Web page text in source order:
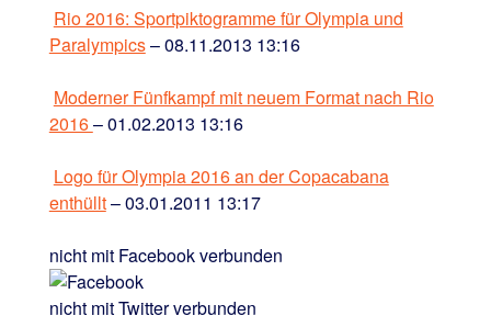
Rio 2016: Sportpiktogramme für Olympia und
Paralympics– 08.11.2013 13:16
Moderner Fünfkampf mit neuem Format nach Rio
2016– 01.02.2013 13:16
Logo für Olympia 2016 an der Copacabana
enthüllt– 03.01.2011 13:17
nicht mit Facebook verbunden
nicht mit Twitter verbunden